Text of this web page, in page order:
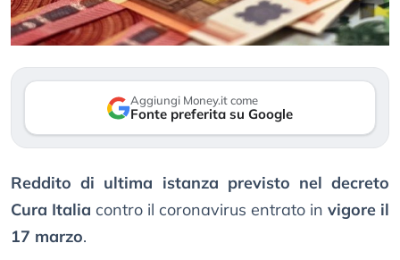
Aggiungi Money.it come
Fonte preferita su Google
Reddito di ultima istanza previsto nel decreto
Cura Italia contro il coronavirus entrato in vigore il
17 marzo.